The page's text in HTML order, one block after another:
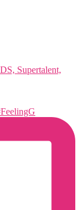
Supertalent,